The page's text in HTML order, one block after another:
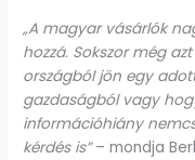
„A magyar vásárlók
hozzá. Sokszor még
országból jön egy
gazdaságból vagy
információhiány
kérdés is”– mondja